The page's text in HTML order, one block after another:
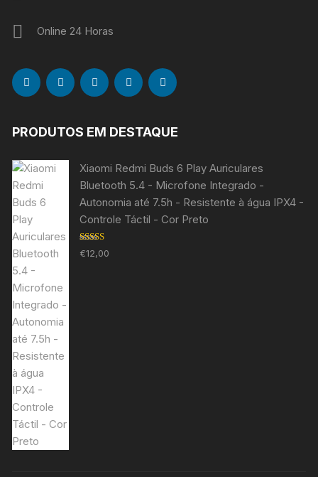
Online 24 Horas
PRODUTOS EM DESTAQUE
Xiaomi Redmi Buds 6 Play Auriculares
Bluetooth 5.4 - Microfone Integrado -
Autonomia até 7.5h - Resistente à água IPX4 -
Controle Táctil - Cor Preto
Avaliação
5.00de 5
€12,00